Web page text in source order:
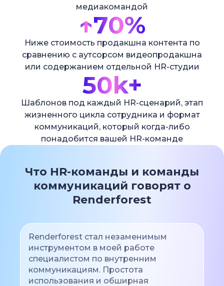
медиакомандой
↑70%
Ниже стоимость продакшна контента по
сравнению с аутсорсом видеопродакшна
или содержанием отдельной HR-студии
50k+
Шаблонов под каждый HR-сценарий, этап
жизненного цикла сотрудника и формат
коммуникаций, который когда-либо
понадобится вашей HR-команде
Что HR-команды и команды
коммуникаций говорят о
Renderforest
Renderforest стал незаменимым
инструментом в моей работе
специалистом по внутренним
коммуникациям. Простота
использования и обширная